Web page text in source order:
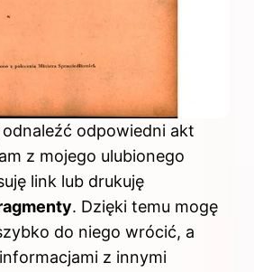
odpowiedni akt
z mojego ulubionego
link lub drukuję
. Dzięki temu mogę
do niego wrócić, a
z innymi